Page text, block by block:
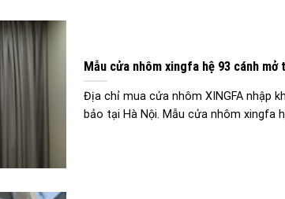
Mẫu cửa nhôm xingfa hệ 93 cánh
Địa chỉ mua cửa nhôm XINGFA nhập
bảo tại Hà Nội. Mẫu cửa nhôm xingfa